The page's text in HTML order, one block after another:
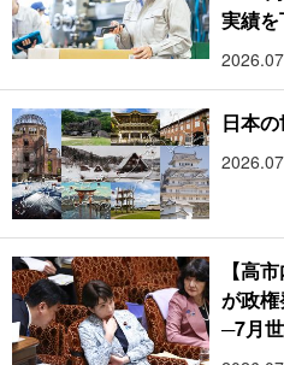
実績
日本
【高
が政
─7月